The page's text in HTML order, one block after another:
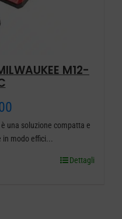
M12-
una soluzione compatta e
in modo effici...
Dettagli